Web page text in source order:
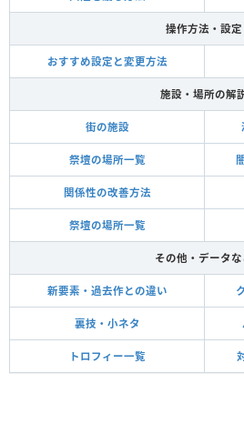
操作方法・設定
おすすめ設定と変更方法
施設・場所の解
街の施設
祭壇の場所一覧
関係性の改善方法
祭壇の場所一覧
その他・データな
新要素・過去作との違い
裏技・小ネタ
トロフィー一覧